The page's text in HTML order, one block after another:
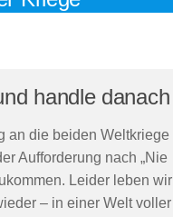
handle danach
an die beiden Weltkriege
Aufforderung nach „Nie
Leider leben wir
– in einer Welt voller